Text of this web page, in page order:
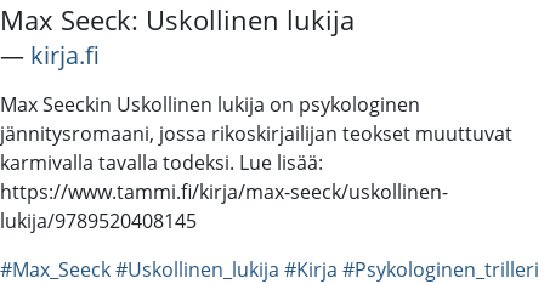
Max Seeck: Uskollinen lukija
― kirja.fi
Max Seeckin Uskollinen lukija on psykologinen
jännitysromaani, jossa rikoskirjailijan teokset muuttuvat
karmivalla tavalla todeksi. Lue lisää:
https://www.tammi.fi/kirja/max-seeck/uskollinen-
lukija/9789520408145
#Max_Seeck#Uskollinen_lukija #Kirja #Psykologinen_trilleri